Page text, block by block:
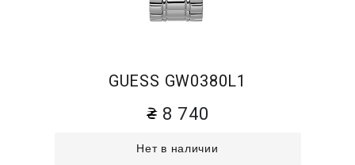
GUESS GW0380L1
8 740
Нет в наличии